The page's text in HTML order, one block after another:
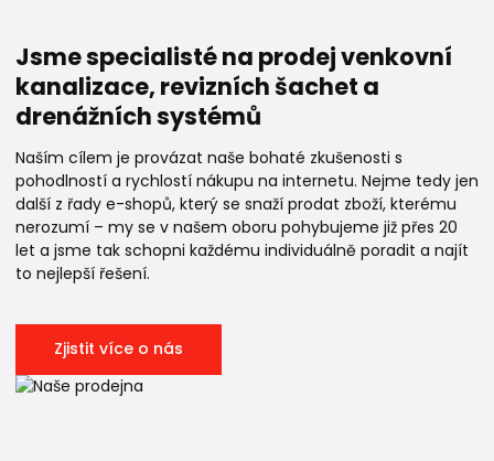
Jsme specialisté na prodej venkovní
kanalizace, revizních šachet a
drenážních systémů
Naším cílem je provázat naše bohaté zkušenosti s
pohodlností a rychlostí nákupu na internetu. Nejme tedy jen
další z řady e-shopů, který se snaží prodat zboží, kterému
nerozumí – my se v našem oboru pohybujeme již přes 20
let a jsme tak schopni každému individuálně poradit a najít
to nejlepší řešení.
Zjistit více o nás